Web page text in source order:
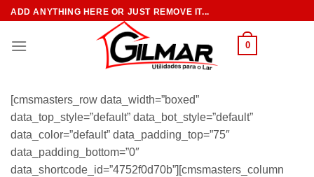
Skip
content
ADD ANYTHING HERE OR JUST REMOVE IT...
0
[cmsmasters_row data_width=”boxed”
data_top_style=”default” data_bot_style=”default”
data_color=”default” data_padding_top=”75″
data_padding_bottom=”0″
data_shortcode_id=”4752f0d70b”][cmsmasters_column